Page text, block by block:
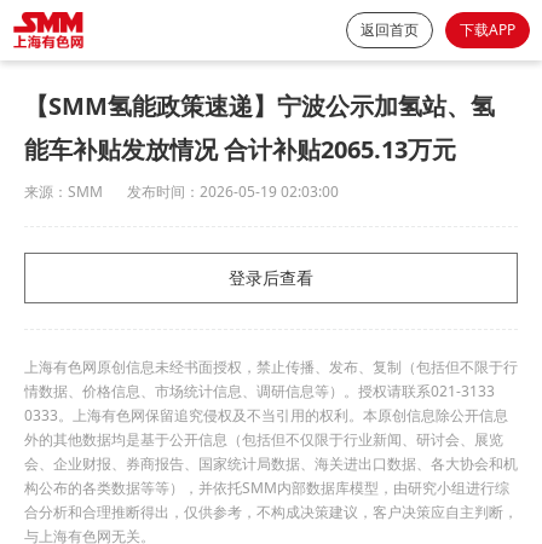
返回首页 下载APP
【SMM氢能政策速递】宁波公示加氢站、氢
能车补贴发放情况 合计补贴2065.13万元
来源： SMM 发布时间： 2026-05-19 02:03:00
登录后查看
上海有色网原创信息未经书面授权，禁止传播、发布、复制（包括但不限于行
情数据、价格信息、市场统计信息、调研信息等）。授权请联系021-3133
0333。上海有色网保留追究侵权及不当引用的权利。本原创信息除公开信息
外的其他数据均是基于公开信息（包括但不仅限于行业新闻、研讨会、展览
会、企业财报、券商报告、国家统计局数据、海关进出口数据、各大协会和机
构公布的各类数据等等），并依托SMM内部数据库模型，由研究小组进行综
合分析和合理推断得出，仅供参考，不构成决策建议，客户决策应自主判断，
与上海有色网无关。